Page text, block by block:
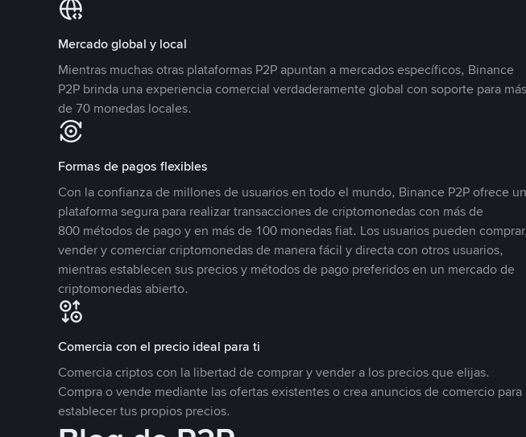
Mercado global y local
Mientras muchas otras plataformas P2P apuntan a mercados específicos, Binance
P2P brinda una experiencia comercial verdaderamente global con soporte para más
de 70 monedas locales.
Formas de pagos flexibles
Con la confianza de millones de usuarios en todo el mundo, Binance P2P ofrece
plataforma segura para realizar transacciones de criptomonedas con más de
800 métodos de pago y en más de 100 monedas fiat. Los usuarios pueden
vender y comerciar criptomonedas de manera fácil y directa con otros usuarios,
mientras establecen sus precios y métodos de pago preferidos en un mercado de
criptomonedas abierto.
Comercia con el precio ideal para ti
Comercia criptos con la libertad de comprar y vender a los precios que elijas.
Compra o vende mediante las ofertas existentes o crea anuncios de comercio para
establecer tus propios precios.